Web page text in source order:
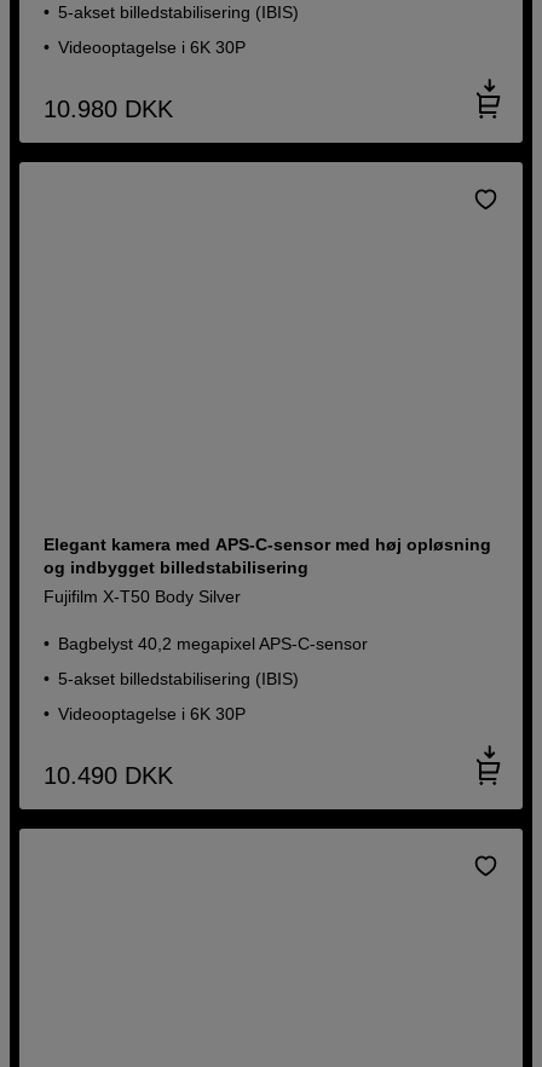
5-akset billedstabilisering (IBIS)
Videooptagelse i 6K 30P
10.980 DKK
Elegant kamera med APS-C-sensor med høj opløsning
og indbygget billedstabilisering
Fujifilm X-T50 Body Silver
Bagbelyst 40,2 megapixel APS-C-sensor
5-akset billedstabilisering (IBIS)
Videooptagelse i 6K 30P
10.490 DKK